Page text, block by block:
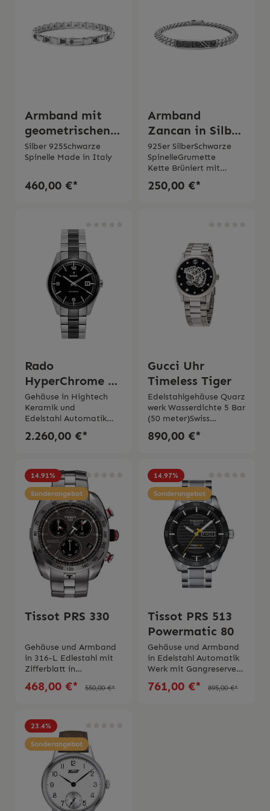
geliefert
Garantie von zwei
Jahren
Armband mit
geometrischen
Glieder Zancan
in Silber mit
Steinen
Silber 925Schwarze
Spinelle Made in Italy
460,00 €*
Armband
Zancan in Silber
Grumette mit
schwarzen
Steinen
925er SilberSchwarze
SpinelleGrumette
Kette Brüniert mit
schwarzer Rhodinierung
250,00 €*
Rado
HyperChrome L
Automatic
Gehäuse in Hightech
Keramik und
Edelstahl Automatik
Werk Zifferblatt in
schwarzDatumsanzeige
Edelstahl und Hightech
Keramik Made in Swiss5
Jahre Garantie Die Uhr
wird mit originaler
Schachtel
Bedienungsanleitung
geliefert.
2.260,00 €*
Gucci Uhr
Timeless Tiger
Edelstahlgehäuse Quarz
werk Wasserdichte 5 Bar
(50 meter)Swiss
MadeInternationale
Garantie von 2 Jahren
890,00 €*
14.91%
Sonderangebot
Tissot PRS 330
Gehäuse und Armband
in 316-L Edlestahl mit
Zifferblatt in
AnthrazitQuarzwerkKra
tzfestes
Fuß)Swiss Made 2 Jahre
internationale Garantie
468,00 €* 550,00 €*
14.97%
Sonderangebot
Tissot PRS 513
Powermatic 80
Gehäuse und Armband
in Edelstahl Automatik
Werk mit Gangreserve
StundenKratzfestes
761,00 €* 895,00 €*
23.4%
Sonderangebot